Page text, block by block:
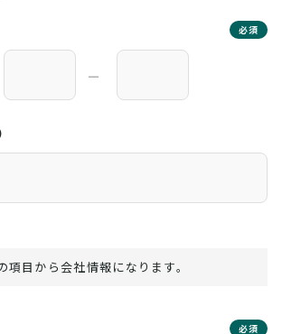
必須
―
項目から会社情報になります。
必須